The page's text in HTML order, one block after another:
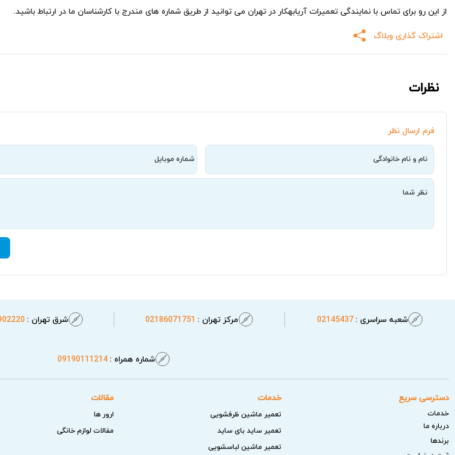
از این رو برای تماس با نمایندگی تعمیرات آریابهکار در تهران می توانید از طریق شماره های مندرج با کارشناسان ما در ارتباط باشید.
اشتراک گذاری وبلاگ
نظرات
فرم ارسال نظر
نام و نام خانوادگی شماره موبایل
نظر شما
شعبه سراسری :02145437 مرکز تهران : 02186071751 شرق تهران :
شماره همراه :09190111214
دسترسی سریع
خدمات
درباره ما
برندها
خدمات
تعمیر ماشین ظرفشویی
تعمیر ساید بای ساید
تعمیر ماشین لباسشویی
مقالات
ارور ها
مقالات لوازم خانگی